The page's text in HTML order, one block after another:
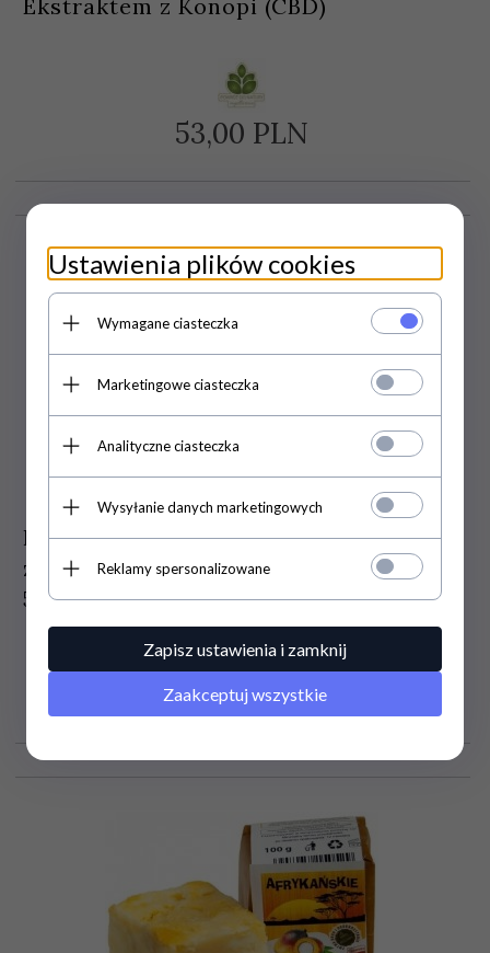
Ekstraktem z Konopi (CBD)
53,00 PLN
Naturalne Mydło Potasowe w Płynie,
ze Złotem Monoatomowym Jonowym,
500ml
47,00 PLN
Ustawienia plików cookies
Wymagane ciasteczka
Marketingowe ciasteczka
Analityczne ciasteczka
Wysyłanie danych marketingowych
Reklamy spersonalizowane
Zapisz ustawienia i zamknij
Zaakceptuj wszystkie